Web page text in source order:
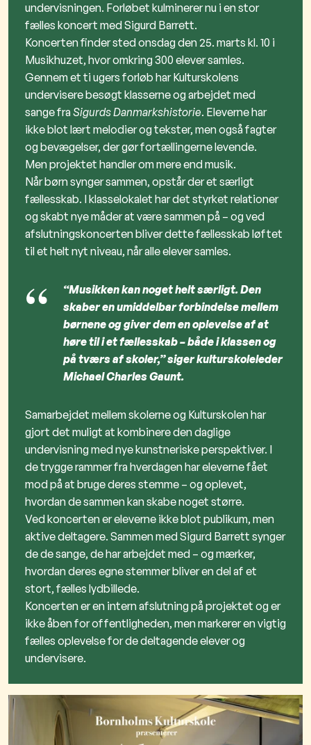
undervisningen. Forløbet kulminerer nu i en stor
fælles koncert med Sigurd Barrett.
Koncerten finder sted onsdag den 25. marts kl. 10 i
Musikhuzet, hvor omkring 300 elever samles.
Gennem et ti ugers forløb har Kulturskolens
undervisere besøgt klasserne og arbejdet med
sange fra Sigurds Danmarkshistorie. Eleverne har
ikke blot lært melodier og tekster, men også fagter
og bevægelser, der gør fortællingerne levende.
Men projektet handler om mere end musik.
Når børn synger sammen, opstår der et særligt
fællesskab. I klasselokalet har det styrket relationer
og skabt nye måder at være sammen på – og ved
afslutningskoncerten bliver dette fællesskab løftet
til et helt nyt niveau, når alle elever samles.
“Musikken kan noget helt særligt. Den
skaber en umiddelbar forbindelse mellem
børnene og giver dem en oplevelse af at
høre til i et fællesskab – både i klassen og
på tværs af skoler,” siger kulturskoleleder
Michael Charles Gaunt.
Samarbejdet mellem skolerne og Kulturskolen har
gjort det muligt at kombinere den daglige
undervisning med nye kunstneriske perspektiver. I
de trygge rammer fra hverdagen har eleverne fået
mod på at bruge deres stemme – og oplevet,
hvordan de sammen kan skabe noget større.
Ved koncerten er eleverne ikke blot publikum, men
aktive deltagere. Sammen med Sigurd Barrett synger
de de sange, de har arbejdet med – og mærker,
hvordan deres egne stemmer bliver en del af et
stort, fælles lydbillede.
Koncerten er en intern afslutning på projektet og er
ikke åben for offentligheden, men markerer en vigtig
fælles oplevelse for de deltagende elever og
undervisere.